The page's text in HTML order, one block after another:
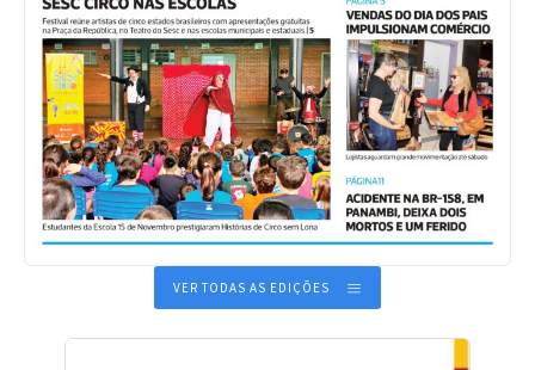
VER TODAS AS EDIÇÕES